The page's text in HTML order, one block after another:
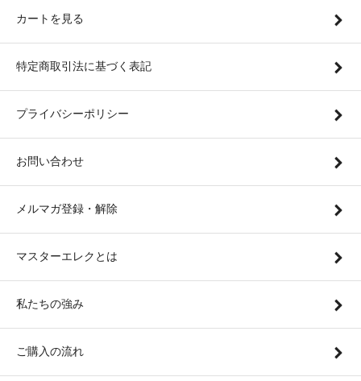
カートを見る
特定商取引法に基づく表記
プライバシーポリシー
お問い合わせ
メルマガ登録・解除
マスターエレクとは
私たちの強み
ご購入の流れ